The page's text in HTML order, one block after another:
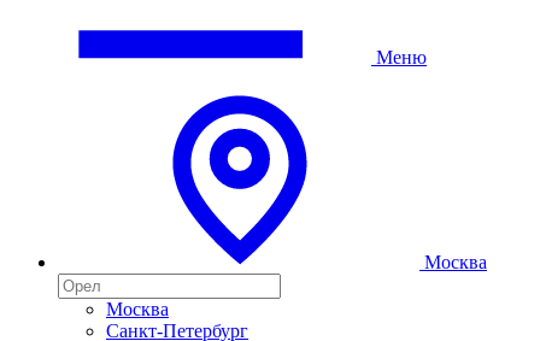
Меню
Москва
Москва
Санкт-Петербург